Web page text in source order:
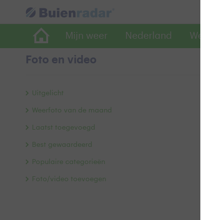
Mijn weer Nederland
Foto en video
Uitgelicht
Weerfoto van de maand
Laatst toegevoegd
Best gewaardeerd
Populaire categorieën
Foto/video toevoegen